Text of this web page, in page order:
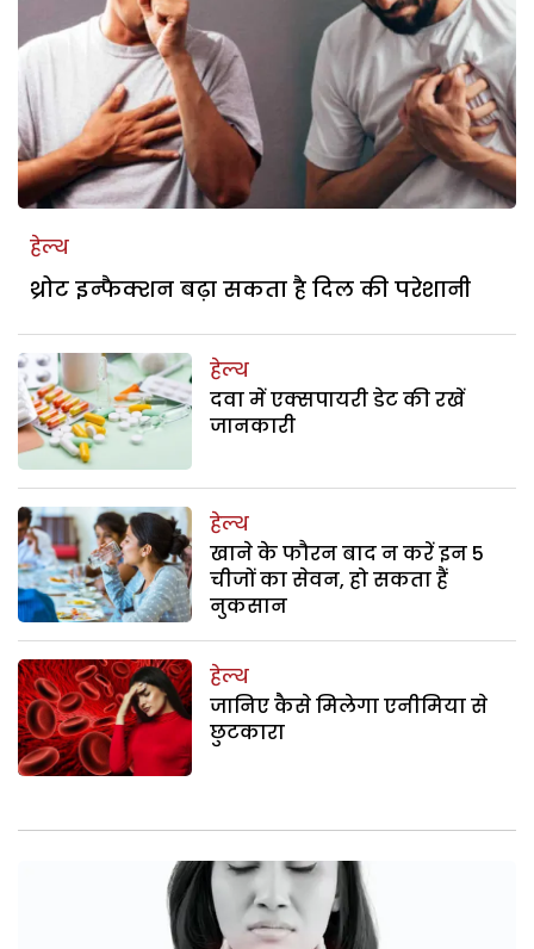
हेल्थ
थ्रोट इन्फैक्शन बढ़ा सकता है दिल की परेशानी
हेल्थ
दवा में एक्सपायरी डेट की रखें
जानकारी
हेल्थ
खाने के फौरन बाद न करें इन 5
चीजों का सेवन, हो सकता हैं
नुकसान
हेल्थ
जानिए कैसे मिलेगा एनीमिया से
छुटकारा